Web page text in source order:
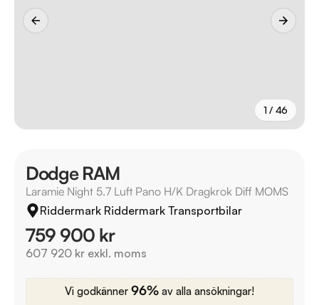
1 / 46
Dodge RAM
Laramie Night 5.7 Luft Pano H/K Dragkrok Diff MOMS
Riddermark Riddermark Transportbilar
759 900 kr
607 920 kr exkl. moms
Vi godkänner 96% av alla ansökningar!